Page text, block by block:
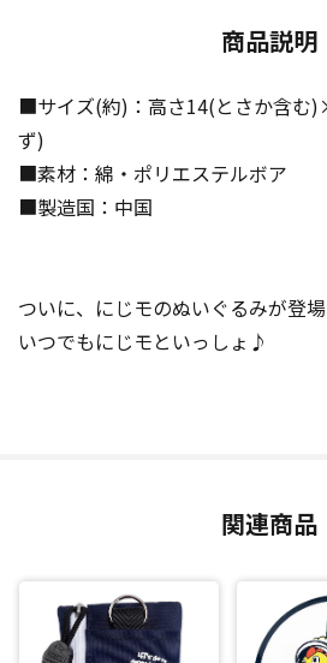
商品説明
■サイズ(約)：高さ14(とさか含む
ず)
■素材：綿・ポリエステルボア
■製造国：中国
ついに、にじモのぬいぐるみが登場
いつでもにじモといっしょ♪
関連商品